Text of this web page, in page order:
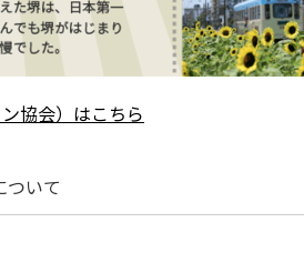
協会）はこちら
ついて